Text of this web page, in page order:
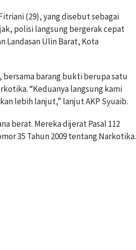
(29), yang disebut sebagai
polisi langsung bergerak cepat
Landasan Ulin Barat, Kota
barang bukti berupa satu
“Keduanya langsung kami
lebih lanjut,” lanjut AKP Syuaib.
berat. Mereka dijerat Pasal 112
35 Tahun 2009 tentang Narkotika.